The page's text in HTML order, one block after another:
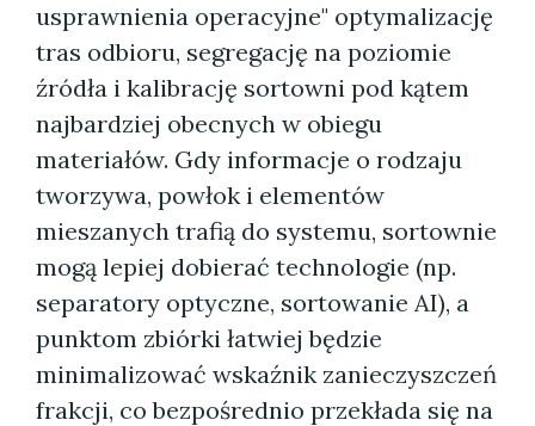
usprawnienia operacyjne" optymalizację
tras odbioru, segregację na poziomie
źródła i kalibrację sortowni pod kątem
najbardziej obecnych w obiegu
materiałów. Gdy informacje o rodzaju
tworzywa, powłok i elementów
mieszanych trafią do systemu, sortownie
mogą lepiej dobierać technologie (np.
separatory optyczne, sortowanie AI), a
punktom zbiórki łatwiej będzie
minimalizować wskaźnik zanieczyszczeń
frakcji, co bezpośrednio przekłada się na